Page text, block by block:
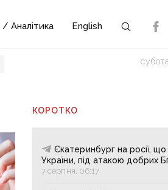
Аналітика English
КОРОТКО
Єкатеринбург на росії, що
України, під атакою добрих
7 серпня, 06:17